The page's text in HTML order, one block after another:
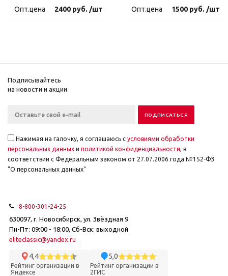
Опт.цена 2400 руб. /шт Опт.цена 1500 руб. /шт
Подписывайтесь
на новости и акции
Нажимая на галочку, я соглашаюсь с условиями обработки
персональных данных и политикой конфиденциальности, в
соответствии с Федеральным законом от 27.07.2006 года №152-ФЗ
"О персональных данных"
8-800-301-24-25
630097, г. Новосибирск, ул. Звёздная 9
Пн-Пт: 09:00 - 18:00, Сб-Вск: выходной
eliteclassic@yandex.ru
4,4
Рейтинг организации в
Яндексе
5,0
Рейтинг организации в
2ГИС